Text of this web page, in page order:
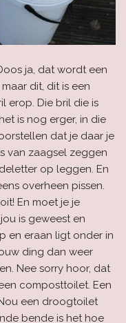
ja, dat wordt een
dit, dit is een
erop. Die bril die is
is nog erger, in die
dat je daar je
van zaagsel zeggen
op leggen. En
overheen pissen.
En moet je je
is geweest en
en eraan ligt onder in
ding dan weer
Nee sorry hoor, dat
composttoilet. Een
een droogtoilet
bende is het hoe